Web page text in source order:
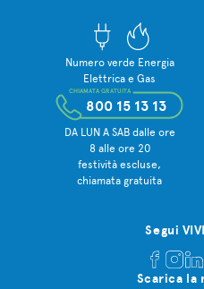
Numero verde Energia
Elettrica e Gas
800 15 13 13
CHIAMATA GRATUITA
DA LUN A SAB dalle ore
8 alle ore 20
festività escluse,
chiamata gratuita
Segui
Scarica la